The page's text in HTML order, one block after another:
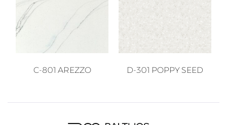
C-801 AREZZO D-301 POPPY SEED